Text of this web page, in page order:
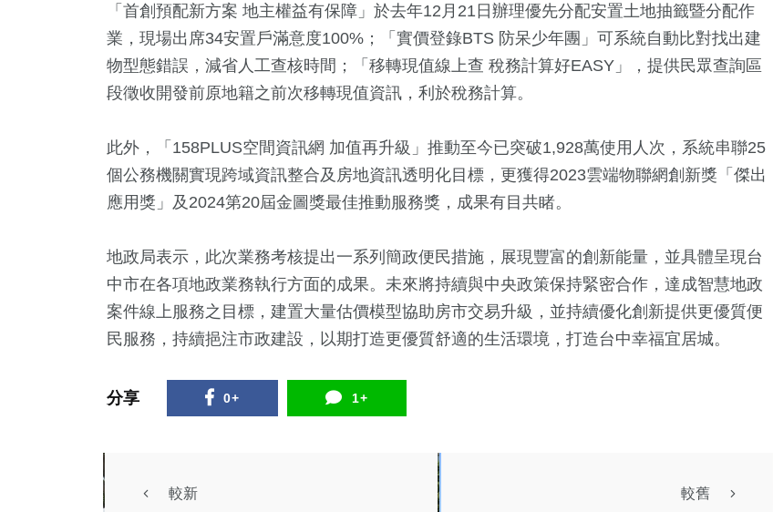
「首創預配新方案 地主權益有保障」於去年12月21日辦理優先分配安置土地抽籤暨分配作
業，現場出席34安置戶滿意度100%；「實價登錄BTS 防呆少年團」可系統自動比對找出建
物型態錯誤，減省人工查核時間；「移轉現值線上查 稅務計算好EASY」，提供民眾查詢區
段徵收開發前原地籍之前次移轉現值資訊，利於稅務計算。
此外，「158PLUS空間資訊網 加值再升級」推動至今已突破1,928萬使用人次，系統串聯25
個公務機關實現跨域資訊整合及房地資訊透明化目標，更獲得2023雲端物聯網創新獎「傑出
應用獎」及2024第20屆金圖獎最佳推動服務獎，成果有目共睹。
地政局表示，此次業務考核提出一系列簡政便民措施，展現豐富的創新能量，並具體呈現台
中市在各項地政業務執行方面的成果。未來將持續與中央政策保持緊密合作，達成智慧地政
案件線上服務之目標，建置大量估價模型協助房市交易升級，並持續優化創新提供更優質便
民服務，持續挹注市政建設，以期打造更優質舒適的生活環境，打造台中幸福宜居城。
分享 0+ 1+
較新 較舊
+
2023金鐘獎
38+
美食
生活 熱門
730+
社會
+
評論
18 +
2024立委選戰
2+
兩岸佛教文化交
流專區
海峽論壇專區 旅遊 兩岸